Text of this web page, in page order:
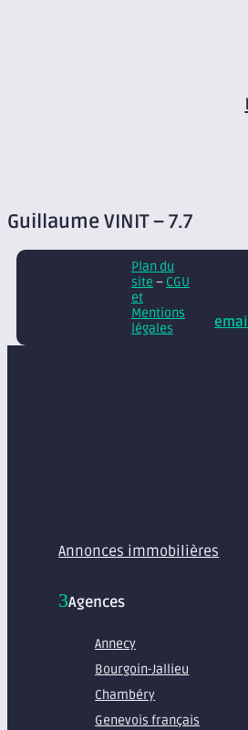
Guillaume VINIT – 7.7
Plan du
site – CGU
et
Mentions
légales
email
Annonces immobilières
Agences
Annecy
Bourgoin-Jallieu
Chambéry
Genevois français